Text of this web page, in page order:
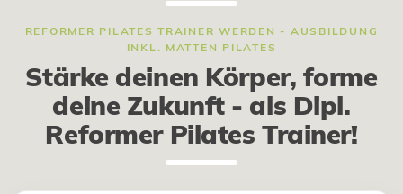
REFORMER PILATES TRAINER WERDEN - AUSBILDUNG
INKL. MATTEN PILATES
Stärke deinen Körper, forme
deine Zukunft - als Dipl.
Reformer Pilates Trainer!